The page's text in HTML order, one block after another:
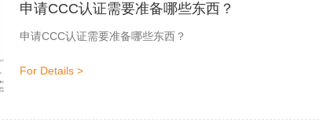
申请CCC认证需要准备哪些东西？
申请CCC认证需要准备哪些东西？
For Details >